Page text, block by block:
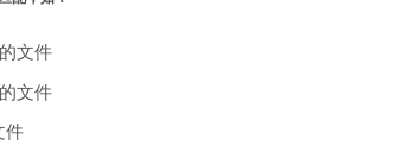
文件
文件
件